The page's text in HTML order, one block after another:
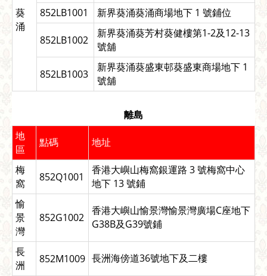
葵
涌
852LB1001
新界葵涌葵涌商場地下 1 號鋪位
852LB1002
新界葵涌葵芳村葵健樓第1-2及12-13
號舖
852LB1003
新界葵涌葵盛東邨葵盛東商場地下 1
號舖
離島
地
區
點碼 地址
梅
窩
852Q1001
香港大嶼山梅窩銀運路 3 號梅窩中心
地下 13 號鋪
愉
景
灣
852G1002
香港大嶼山愉景灣愉景灣廣場C座地下
G38B及G39號鋪
長
洲
852M1009 長洲海傍道36號地下及二樓